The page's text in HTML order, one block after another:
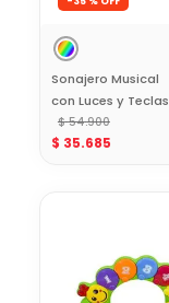
Sonajero Musical
con Luces y Teclas
Baby Mine
$ 54.900
$ 35.685